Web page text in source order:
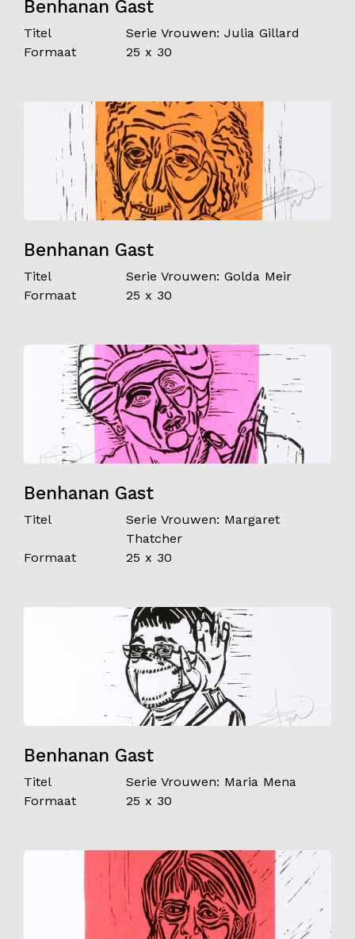
Benhanan Gast
Titel
Serie Vrouwen: Julia Gillard
Formaat
25 x 30
Benhanan Gast
Titel
Serie Vrouwen: Golda Meir
Formaat
25 x 30
Benhanan Gast
Titel
Serie Vrouwen: Margaret
Thatcher
Formaat
25 x 30
Benhanan Gast
Titel
Serie Vrouwen: Maria Mena
Formaat
25 x 30